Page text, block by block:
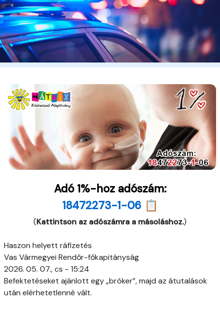
Adó 1%-hoz adószám:
18472273-1-06 📋
(Kattintson az adószámra a másoláshoz.)
Haszon helyett ráfizetés
Vas Vármegyei Rendőr-főkapitányság
2026. 05. 07., cs - 15:24
Befektetéseket ajánlott egy „bróker”, majd az átutalások
után elérhetetlenné vált.